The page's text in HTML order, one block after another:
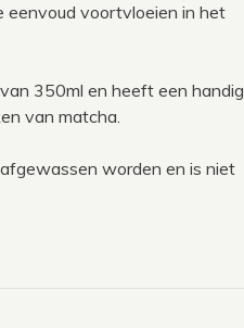
eenvoud voortvloeien in het
350ml en heeft een handig
van matcha.
worden en is niet